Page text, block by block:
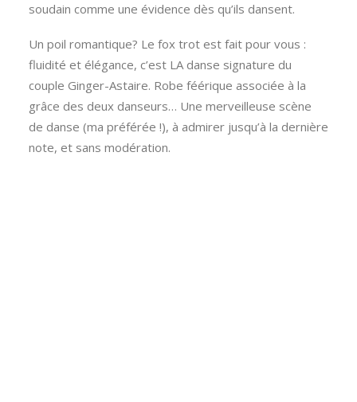
soudain comme une évidence dès qu’ils dansent.
Un poil romantique? Le fox trot est fait pour vous :
fluidité et élégance, c’est LA danse signature du
couple Ginger-Astaire. Robe féérique associée à la
grâce des deux danseurs… Une merveilleuse scène
de danse (ma préférée !), à admirer jusqu’à la dernière
note, et sans modération.